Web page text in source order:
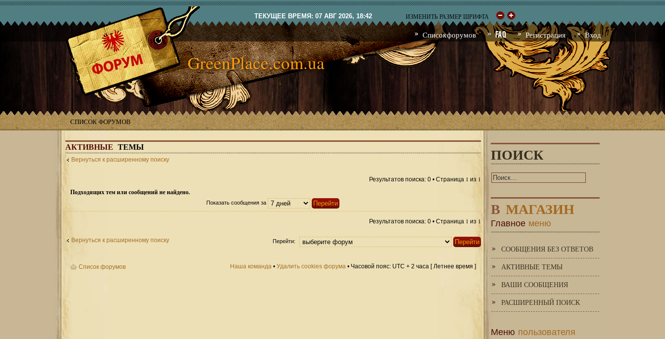
ТЕКУЩЕЕ ВРЕМЯ: 07 АВГ 2026, 18:42 ИЗМЕНИТЬ РАЗМЕР ШРИФТА
Список форумов FAQ Регистрация Вход
GreenPlace.com.ua
СПИСОК ФОРУМОВ
АКТИВНЫЕ ТЕМЫ
Вернуться к расширенному поиску
Результатов поиска: 0 • Страница 1 из 1
Подходящих тем или сообщений не найдено.
Показать сообщения за
Результатов поиска: 0 • Страница 1 из 1
Вернуться к расширенному поиску Перейти:
Список форумов Наша команда • Удалить cookies форума • Часовой пояс: UTC + 2 часа [ Летнее время ]
ПОИСК
В МАГАЗИН
Главное меню
СООБЩЕНИЯ БЕЗ ОТВЕТОВ
АКТИВНЫЕ ТЕМЫ
ВАШИ СООБЩЕНИЯ
РАСШИРЕННЫЙ ПОИСК
Меню пользователя